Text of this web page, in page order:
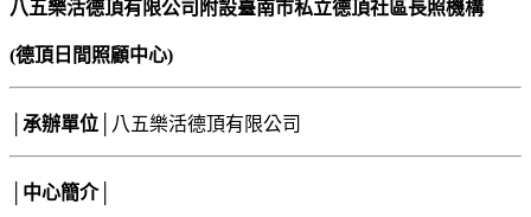
八五樂活德頂有限公司附設臺南市私立德頂社區長照機構
(德頂日間照顧中心)
│承辦單位│ 八五樂活德頂有限公司
│中心簡介│